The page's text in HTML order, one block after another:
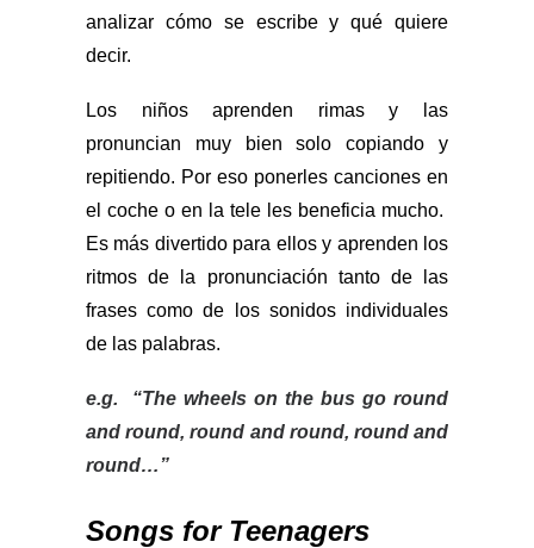
analizar cómo se escribe y qué quiere
decir.
Los niños aprenden rimas y las
pronuncian muy bien solo copiando y
repitiendo. Por eso ponerles canciones en
el coche o en la tele les beneficia mucho.
Es más divertido para ellos y aprenden los
ritmos de la pronunciación tanto de las
frases como de los sonidos individuales
de las palabras.
e.g. “The wheels on the bus go round
and round, round and round, round and
round…”
Songs for Teenagers